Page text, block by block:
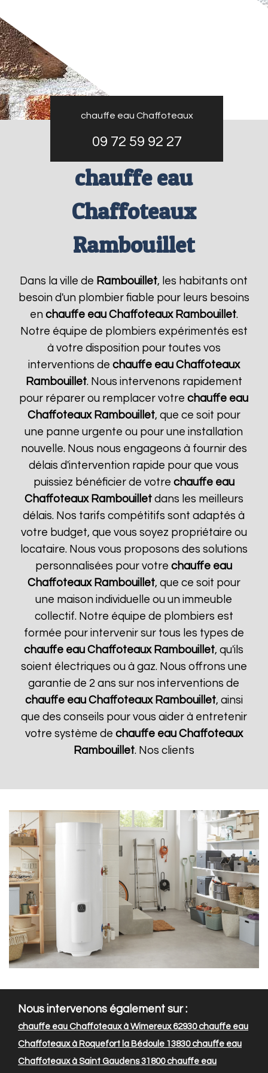
chauffe eau Chaffoteaux
09 72 59 92 27
chauffe eau
Chaffoteaux
Rambouillet
Dans la ville de Rambouillet, les habitants ont
besoin d'un plombier fiable pour leurs besoins
en chauffe eau Chaffoteaux Rambouillet.
Notre équipe de plombiers expérimentés est
à votre disposition pour toutes vos
interventions de chauffe eau Chaffoteaux
Rambouillet. Nous intervenons rapidement
pour réparer ou remplacer votrechauffe eau
Chaffoteaux Rambouillet, que ce soit pour
une panne urgente ou pour une installation
nouvelle. Nous nous engageons à fournir des
délais d'intervention rapide pour que vous
puissiez bénéficier de votre chauffe eau
Chaffoteaux Rambouilletdans les meilleurs
délais. Nos tarifs compétitifs sont adaptés à
votre budget, que vous soyez propriétaire ou
locataire. Nous vous proposons des solutions
personnalisées pour votrechauffe eau
Chaffoteaux Rambouillet, que ce soit pour
une maison individuelle ou un immeuble
collectif. Notre équipe de plombiers est
formée pour intervenir sur tous les types de
chauffe eau Chaffoteaux Rambouillet, qu'ils
soient électriques ou à gaz. Nous offrons une
garantie de 2 ans sur nos interventions de
chauffe eau Chaffoteaux Rambouillet, ainsi
que des conseils pour vous aider à entretenir
votre système de chauffe eau Chaffoteaux
Rambouillet. Nos clients
Nous intervenons également sur :
chauffe eau Chaffoteaux à Wimereux 62930chauffe eau
Chaffoteaux à Roquefort la Bédoule 13830chauffe eau
Chaffoteaux à Saint Gaudens 31800chauffe eau